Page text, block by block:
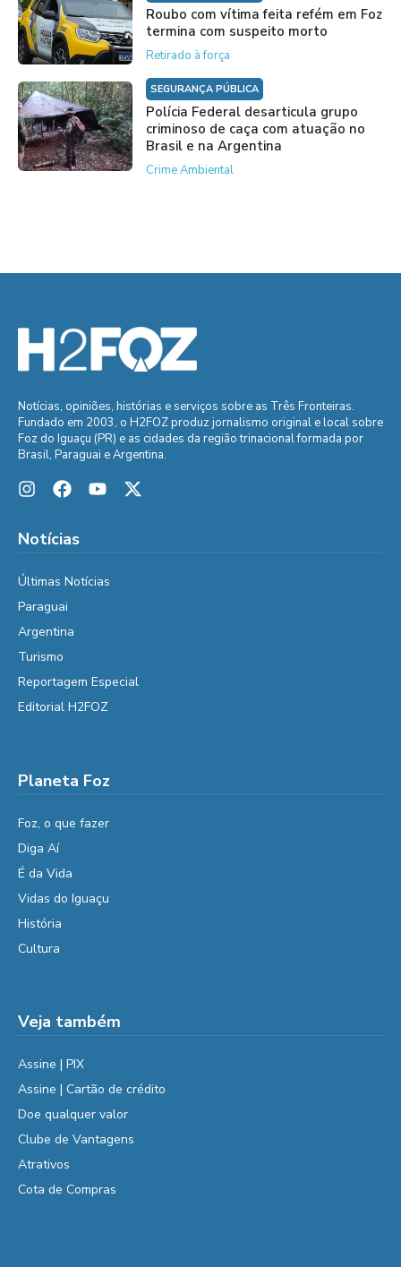
Roubo com vítima feita refém em Foz
termina com suspeito morto
Retirado à força
SEGURANÇA PÚBLICA
Polícia Federal desarticula grupo
criminoso de caça com atuação no
Brasil e na Argentina
Crime Ambiental
Notícias, opiniões, histórias e serviços sobre as Três Fronteiras.
Fundado em 2003, o H2FOZ produz jornalismo original e local sobre
Foz do Iguaçu (PR) e as cidades da região trinacional formada por
Brasil, Paraguai e Argentina.
Notícias
Últimas Notícias
Paraguai
Argentina
Turismo
Reportagem Especial
Editorial H2FOZ
Planeta Foz
Foz, o que fazer
Diga Aí
É da Vida
Vidas do Iguaçu
História
Cultura
Veja também
Assine | PIX
Assine | Cartão de crédito
Doe qualquer valor
Clube de Vantagens
Atrativos
Cota de Compras